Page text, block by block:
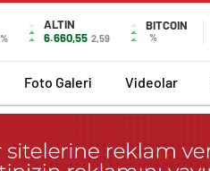
ALTIN
6.660,55 2,59
BITCOIN
%
Foto Galeri Videolar